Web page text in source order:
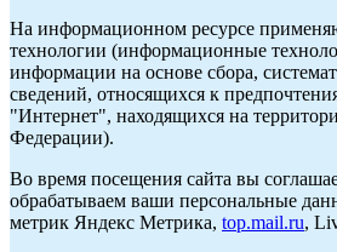
На информационном ресурсе
технологии (информационные
информации на основе сбора,
сведений, относящихся к
"Интернет", находящихся на
Федерации).
Во время посещения сайта вы
обрабатываем ваши персональные
метрик Яндекс Метрика, top.mail.ru,